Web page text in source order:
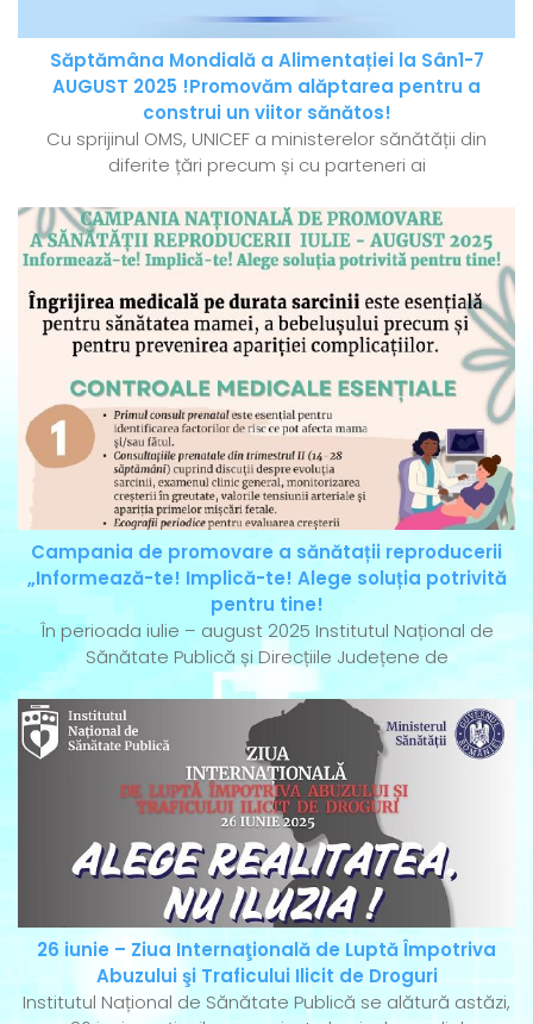
Săptămâna Mondială a Alimentației la Sân1-7
AUGUST 2025 !Promovăm alăptarea pentru a
construi un viitor sănătos!
Cu sprijinul OMS, UNICEF a ministerelor sănătății din
diferite țări precum și cu parteneri ai
Campania de promovare a sănătații reproducerii
„Informează-te! Implică-te! Alege soluția potrivită
pentru tine!
În perioada iulie – august 2025 Institutul Național de
Sănătate Publică și Direcțiile Județene de
26 iunie – Ziua Internaţională de Luptă Împotriva
Abuzului şi Traficului Ilicit de Droguri
Institutul Național de Sănătate Publică se alătură astăzi,